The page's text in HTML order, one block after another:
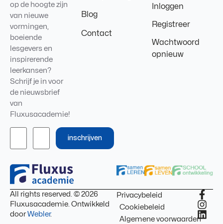
op de hoogte zijn
van nieuwe
vormingen,
boeiende
lesgevers en
inspirerende
leerkansen?
Schrijf je in voor
de nieuwsbrief
van
Fluxusacademie!
inschrijven
Blog
Contact
Inloggen
Registreer
Wachtwoord
opnieuw
All rights reserved. © 2026
Fluxusacademie. Ontwikkeld
doorWebler.
Privacybeleid
Cookiebeleid
Algemene voorwaarden